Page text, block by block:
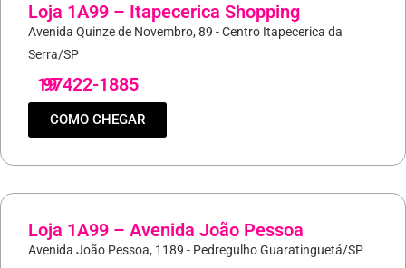
Loja 1A99 – Itapecerica Shopping
Avenida Quinze de Novembro, 89 - Centro Itapecerica da
Serra/SP
19
97422-1885
COMO CHEGAR
Loja 1A99 – Avenida João Pessoa
Avenida João Pessoa, 1189 - Pedregulho Guaratinguetá/SP